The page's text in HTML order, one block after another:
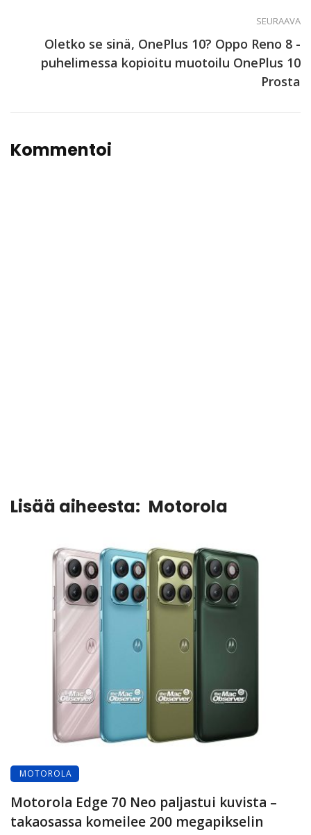
SEURAAVA
Oletko se sinä, OnePlus 10? Oppo Reno 8 -
puhelimessa kopioitu muotoilu OnePlus 10
Prosta
Kommentoi
Lisää aiheesta: Motorola
MOTOROLA
Motorola Edge 70 Neo paljastui kuvista –
takaosassa komeilee 200 megapikselin